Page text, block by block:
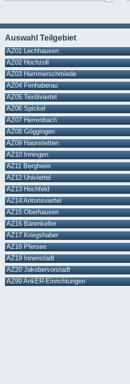
Auswahl Teilgebiet
AZ01 Lechhausen
AZ02 Hochzoll
AZ03 Hammerschmiede
AZ04 Firnhaberau
AZ05 Textilviertel
AZ06 Spickel
AZ07 Herrenbach
AZ08 Göggingen
AZ09 Haunstetten
AZ10 Inningen
AZ11 Bergheim
AZ12 Univiertel
AZ13 Hochfeld
AZ14 Antonsviertel
AZ15 Oberhausen
AZ16 Bärenkeller
AZ17 Kriegshaber
AZ18 Pfersee
AZ19 Innenstadt
AZ20 Jakobervorstadt
AZ99 AnkER-Einrichtungen